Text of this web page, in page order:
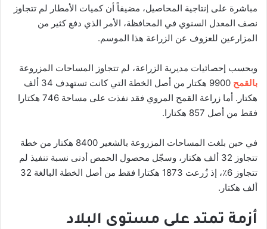
مباشرة على إنتاجية المحاصيل، مضيفاً أن كميات الأمطار لم تتجاوز
نصف المعدل السنوي في المحافظة، الأمر الذي دفع كثير من
المزارعين للعزوف عن الزراعة هذا الموسم.
وبحسب إحصائيات مديرية الزراعة، لم تتجاوز المساحات المزروعة
بالقمح
9900 هكتار من أصل الخطة التي كانت تستهدف 34 ألف
هكتار. أما زراعة القمح المروي فقد نفذت على مساحة 746 هكتارا
فقط من أصل 857 هكتارا.
في حين بلغت المساحات المزروعة بالشعير 8400 هكتار من خطة
تتجاوز 32 ألف هكتار، وسجّل محصول الحمص أدنى نسبة تنفيذ لم
تتجاوز 6٪، إذ زُرعت 1873 هكتارا فقط من أصل الخطة البالغة 32
ألف هكتار.
أزمة تمتد على مستوى البلاد